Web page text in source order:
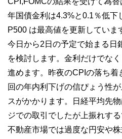
年国債金利は4.3%と0.1％低下
P500 は最高値を更新していま
今日から2日の予定で始まる日
を検討します。金利だけでな
進めます。昨夜のCPIの落ち着
回の年内利下げの信ぴょう性
スがかかります。日経平均先
ジでの取引でしたが上振れす
不動産市場では過度な円安や